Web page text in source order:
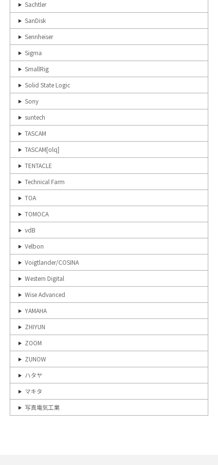
Sachtler
SanDisk
Sennheiser
Sigma
SmallRig
Solid State Logic
Sony
suntech
TASCAM
TASCAM[olq]
TENTACLE
Technical Farm
TOA
TOMOCA
vdB
Velbon
Voigtlander/COSINA
Western Digital
Wise Advanced
YAMAHA
ZHIYUN
ZOOM
ZUNOW
ハタヤ
マキタ
写真電気工業